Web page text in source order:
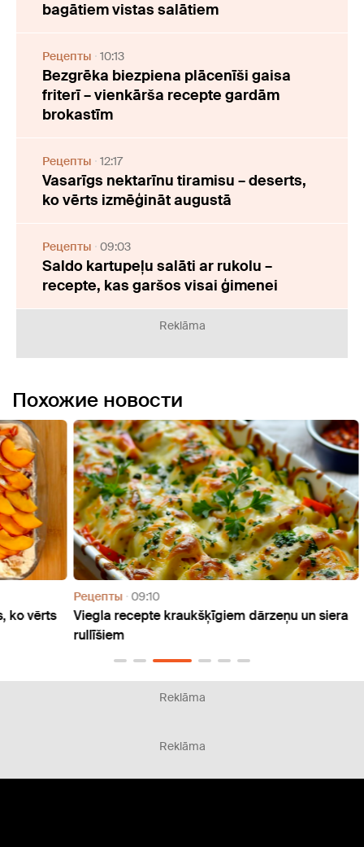
bagātiem vistas salātiem
Рецепты 10:13
Bezgrēka biezpiena plācenīši gaisa
friterī – vienkārša recepte gardām
brokastīm
Рецепты 12:17
Vasarīgs nektarīnu tiramisu – deserts,
ko vērts izmēģināt augustā
Рецепты 09:03
Saldo kartupeļu salāti ar rukolu –
recepte, kas garšos visai ģimenei
Reklāma
Похожие новости
Рецепты 09:10
Viegla recepte kraukšķīgiem dārzeņu un siera
rullīšiem
Reklāma
Reklāma